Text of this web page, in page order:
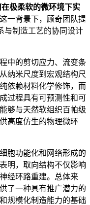
极柔软的微环境下实
一背景下，顾奇团队提
与制造工艺的协同设计
中的剪切应力、流变条
纳米尺度到宏观结构尺
依赖材料化学修饰，而
过程具有可预测性和可
够与天然软组织百帕级
高度仿生的物理微环
胞功能化和网络形成的
明，取向结构不仅影响
经环路重建。总体来
了一种具有推广潜力的
规模化制造能力的基础